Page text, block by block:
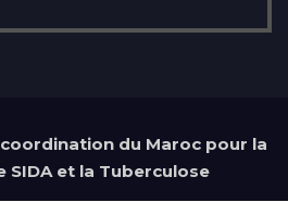
du Maroc pour la
et la Tuberculose